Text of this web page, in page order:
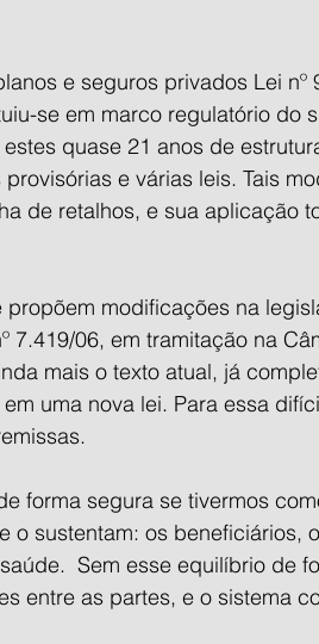
e seguros privados Lei nº
se em marco regulatório do
quase 21 anos de
e várias leis. Tais
de retalhos, e sua aplicação
modificações na
7.419/06, em tramitação na
mais o texto atual, já
uma nova lei. Para essa
forma segura se tivermos
o sustentam: os beneficiários,
Sem esse equilíbrio de
entre as partes, e o sistema